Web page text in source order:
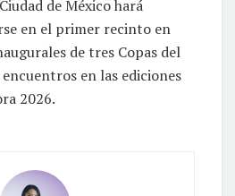
de México hará
en el primer recinto en
de tres Copas del
en las ediciones
2026.